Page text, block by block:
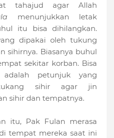
tahajud agar Allah
menunjukkan letak
itu bisa dihilangkan.
dipakai oleh tukung
sihirnya. Biasanya buhul
sekitar korban. Bisa
petunjuk yang
sihir agar jin
sihir dan tempatnya.
itu, Pak Fulan merasa
tempat mereka saat ini